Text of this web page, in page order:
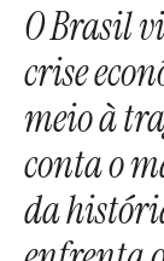
O Brasil
crise
meio à
conta o
da